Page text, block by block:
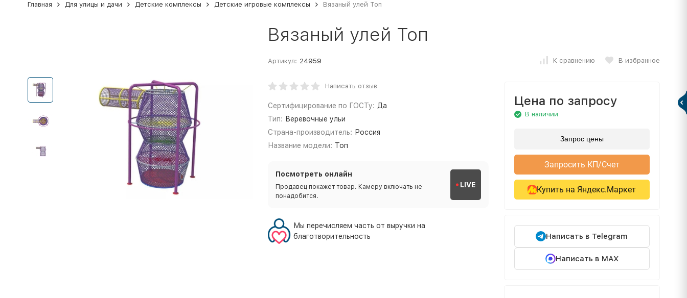
Главная Для улицы и дачи Детские комплексы Детские игровые комплексы Вязаный улей Топ
Вязаный улей Топ
Артикул: 24959 К сравнению В избранное
Написать отзыв
Сертифицирование по ГОСТу: Да
Тип: Веревочные ульи
Страна-производитель: Россия
Название модели: Топ
Посмотреть онлайн
Продавец покажет товар. Камеру включать не
понадобится.
LIVE
Мы перечисляем часть от выручки на
благотворительность
Цена по запросу
В наличии
Запрос цены
Запросить КП/Счет
Купить на Яндекс.Маркет
Написать в Telegram
Написать в MAX